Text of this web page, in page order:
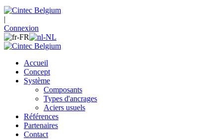
|
Connexion
Accueil
Concept
Système
Composants
Types d'ancrages
Aciers usuels
Références
Partenaires
Contact